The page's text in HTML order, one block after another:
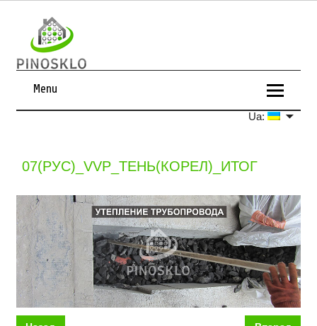
Menu
Ua:
07(РУС)_VVP_ТЕНЬ(КОРЕЛ)_ИТОГ